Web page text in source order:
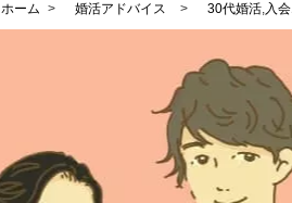
ホーム 婚活アドバイス 30代婚活,入